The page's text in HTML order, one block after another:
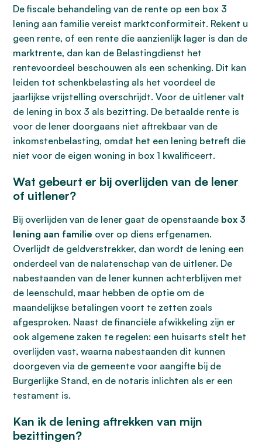
De fiscale behandeling van de rente op een box 3
lening aan familie vereist marktconformiteit. Rekent u
geen rente, of een rente die aanzienlijk lager is dan de
marktrente, dan kan de Belastingdienst het
rentevoordeel beschouwen als een schenking. Dit kan
leiden tot schenkbelasting als het voordeel de
jaarlijkse vrijstelling overschrijdt. Voor de uitlener valt
de lening in box 3 als bezitting. De betaalde rente is
voor de lener doorgaans niet aftrekbaar van de
inkomstenbelasting, omdat het een lening betreft die
niet voor de eigen woning in box 1 kwalificeert.
Wat gebeurt er bij overlijden van de lener
of uitlener?
Bij overlijden van de lener gaat de openstaande box 3
lening aan familie over op diens erfgenamen.
Overlijdt de geldverstrekker, dan wordt de lening een
onderdeel van de nalatenschap van de uitlener. De
nabestaanden van de lener kunnen achterblijven met
de leenschuld, maar hebben de optie om de
maandelijkse betalingen voort te zetten zoals
afgesproken. Naast de financiële afwikkeling zijn er
ook algemene zaken te regelen: een huisarts stelt het
overlijden vast, waarna nabestaanden dit kunnen
doorgeven via de gemeente voor aangifte bij de
Burgerlijke Stand, en de notaris inlichten als er een
testament is.
Kan ik de lening aftrekken van mijn
bezittingen?